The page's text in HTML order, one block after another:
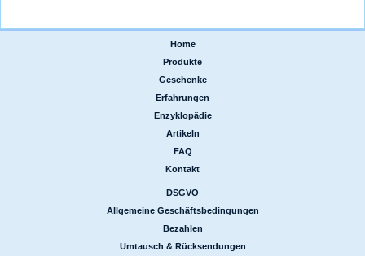
Home
Produkte
Geschenke
Erfahrungen
Enzyklopädie
Artikeln
FAQ
Kontakt
DSGVO
Allgemeine Geschäftsbedingungen
Bezahlen
Umtausch & Rücksendungen